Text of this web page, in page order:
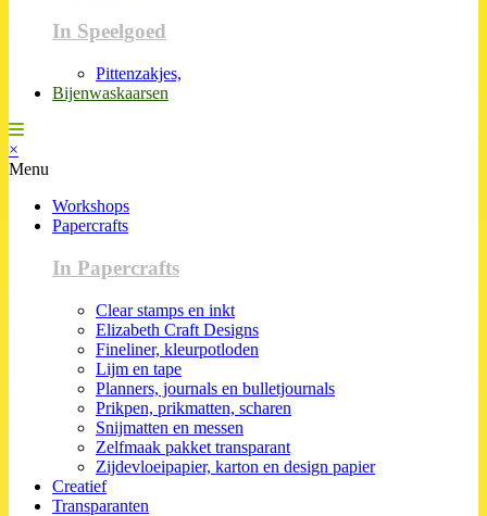
In Speelgoed
Pittenzakjes,
Bijenwaskaarsen
×
Menu
Workshops
Papercrafts
In Papercrafts
Clear stamps en inkt
Elizabeth Craft Designs
Fineliner, kleurpotloden
Lijm en tape
Planners, journals en bulletjournals
Prikpen, prikmatten, scharen
Snijmatten en messen
Zelfmaak pakket transparant
Zijdevloeipapier, karton en design papier
Creatief
Transparanten